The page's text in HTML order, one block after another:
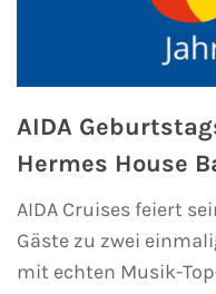
DFDS Seaways
FRS Baltic
AIDA
Hermes House
AIDA Cruises feiert
Gäste zu zwei
mit echten Musik-